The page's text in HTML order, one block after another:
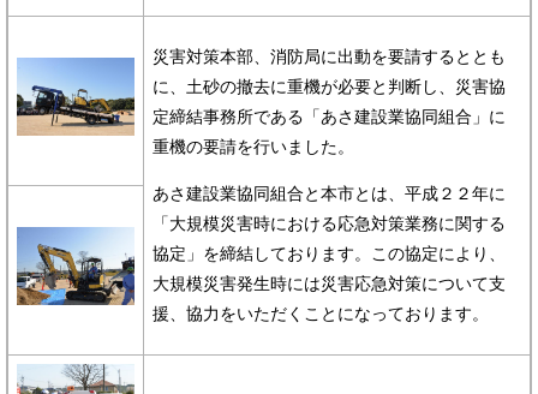
災害対策本部、消防局に出動を要請するととも
に、土砂の撤去に重機が必要と判断し、災害協
定締結事務所である「あさ建設業協同組合」に
重機の要請を行いました。
あさ建設業協同組合と本市とは、平成２２年に
「大規模災害時における応急対策業務に関する
協定」を締結しております。この協定により、
大規模災害発生時には災害応急対策について支
援、協力をいただくことになっております。